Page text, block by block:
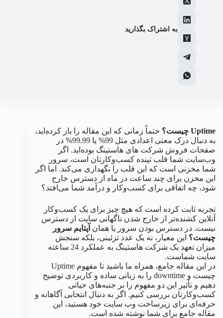
به اشتراک بگذارید
Uptime چیست؟
حتماً زمانی که این مقاله را باز کرده‌اید،
به دنبال درک معنی اعدادی مثل 99% یا 99.99% در
صفحات فروش شرکت های هاستینگ بوده‌اید. اگر
وب‌سایت شما قلب تپنده کسب‌وکارتان است، سرور
شما مخزنی است که این قلب را نگهداری می‌کند. اما اگر
این مخزن برای چند ساعت در ماه از دسترس خارج
شود، چه اتفاقی برای کسب‌وکار و درآمد شما می‌افتد؟
تجربه ثابت کرده است که هیچ چیز برای یک کسب‌وکار
آنلاین کشنده‌تر از خارج شدن ناگهانی سایت از دسترس
نیست. در دسترس بودن سرور یا همان آپتایم سرور
چیست؟ این معیار، نه یک عدد تزئینی، بلکه سنجش
میزان تعهد یک شرکت هاستینگ به عملکرد 24 ساعته
سایت شماست.
در این مقاله جامع، همراه ما باشید تا مفهوم Uptime
چیست و downtime را به زبانی ساده و کاربردی توضیح
دهیم و تأثیر این دو مفهوم را بر جنبه‌های حیاتی
کسب‌وکارتان بررسی کنیم. اگر به دنبال انتخابی آگاهانه و
حرفه‌ای برای زیرساخت وب‌ سایت خود هستید، این
مقاله جامع برای شما نوشته شده است.